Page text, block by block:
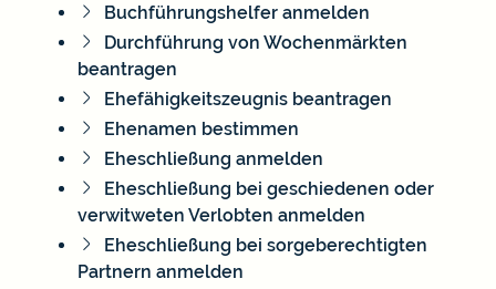
Buchführungshelfer anmelden
Durchführung von Wochenmärkten
beantragen
Ehefähigkeitszeugnis beantragen
Ehenamen bestimmen
Eheschließung anmelden
Eheschließung bei geschiedenen oder
verwitweten Verlobten anmelden
Eheschließung bei sorgeberechtigten
Partnern anmelden